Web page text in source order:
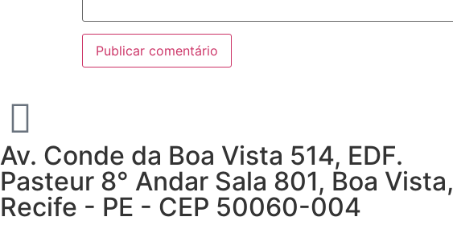
Av. Conde da Boa Vista 514, EDF.
Pasteur 8° Andar Sala 801, Boa Vista,
Recife - PE - CEP 50060-004